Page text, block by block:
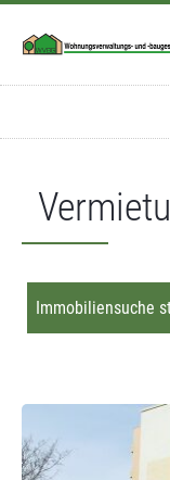
Apotheke
Deutschland
Immobiliensuche